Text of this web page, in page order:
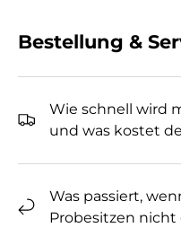
Bestellung &
Wie schnell wird
und was kostet
Was passiert,
Probesitzen nicht